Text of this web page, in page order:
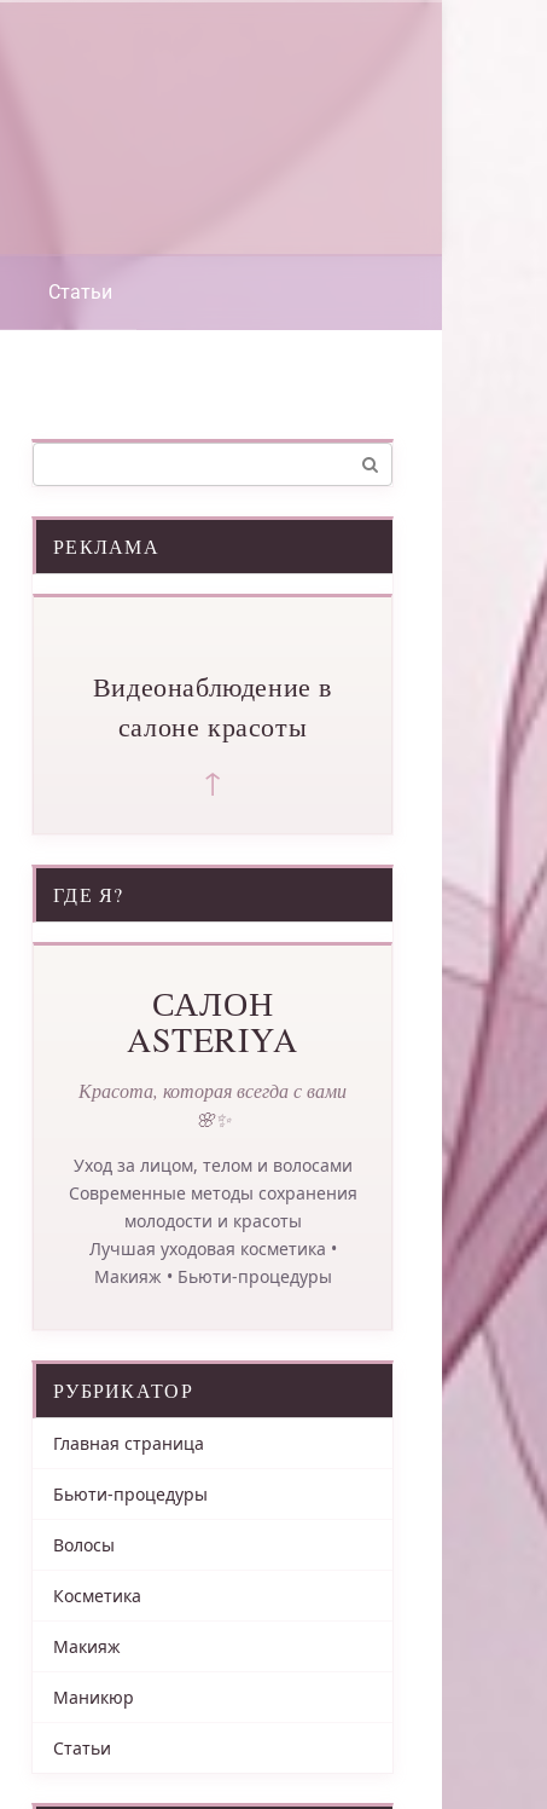
Статьи
РЕКЛАМА
Видеонаблюдение в
салоне красоты
↑
ГДЕ Я?
САЛОН
ASTERIYA
Красота, которая всегда с вами
🌸✨
Уход за лицом, телом и волосами
Современные методы сохранения
молодости и красоты
Лучшая уходовая косметика •
Макияж • Бьюти-процедуры
РУБРИКАТОР
Главная страница
Бьюти-процедуры
Волосы
Косметика
Макияж
Маникюр
Статьи